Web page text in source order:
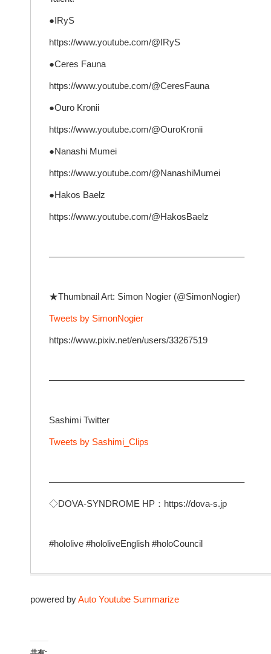
●IRyS
https://www.youtube.com/@IRyS
●Ceres Fauna
https://www.youtube.com/@CeresFauna
●Ouro Kronii
https://www.youtube.com/@OuroKronii
●Nanashi Mumei
https://www.youtube.com/@NanashiMumei
●Hakos Baelz
https://www.youtube.com/@HakosBaelz
—————————————————————–
★Thumbnail Art: Simon Nogier (@SimonNogier)
Tweets by SimonNogier
https://www.pixiv.net/en/users/33267519
—————————————————————–
Sashimi Twitter
Tweets by Sashimi_Clips
—————————————————————–
◇DOVA-SYNDROME HP：https://dova-s.jp
#hololive​ #hololiveEnglish​ #holoCouncil
powered byAuto Youtube Summarize